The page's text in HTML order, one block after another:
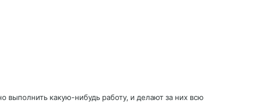
выполнить какую-нибудь работу, и делают за них всю